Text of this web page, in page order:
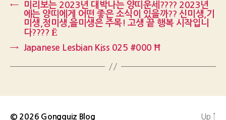
←
미리보는 2023년 대박나는 양띠운세???? 2023년
에는 양띠에게 어떤 좋은 소식이 있을까?? 신미생,기
미생,정미생,을미생은 주목! 고생 끝 행복 시작입니
다???? Ё
→ Japanese Lesbian Kiss 025 #000 Ħ
© 2026 Gongquiz Blog Up ↑